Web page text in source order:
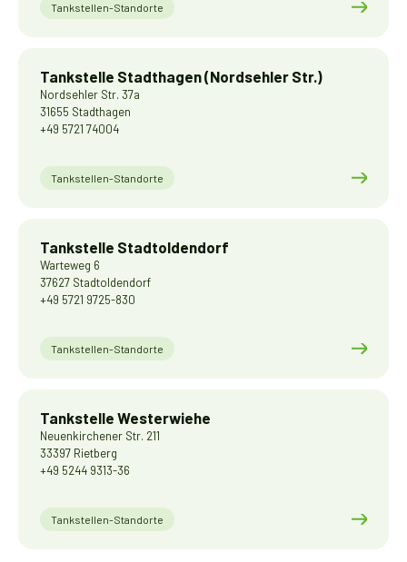
Tankstellen-Standorte
Tankstelle Stadthagen (Nordsehler Str.)
Nordsehler Str. 37a
31655 Stadthagen
+49 5721 74004
Tankstellen-Standorte
Tankstelle Stadtoldendorf
Warteweg 6
37627 Stadtoldendorf
+49 5721 9725-830
Tankstellen-Standorte
Tankstelle Westerwiehe
Neuenkirchener Str. 211
33397 Rietberg
+49 5244 9313-36
Tankstellen-Standorte